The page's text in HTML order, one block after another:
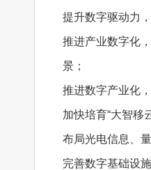
提升数字驱动力
推进产业数字化
景；
推进数字产业化
加快培育“大智移
布局光电信息、
完善数字基础设